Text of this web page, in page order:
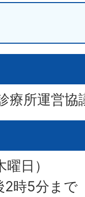
療所運営協
日）
2時5分まで